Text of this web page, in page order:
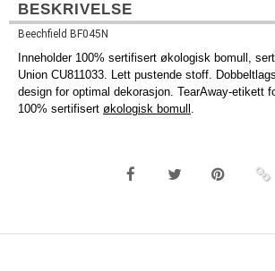
BESKRIVELSE
Beechfield BF045N
Inneholder 100% sertifisert økologisk bomull,
Union CU811033. Lett pustende stoff.
design for optimal dekorasjon. TearAway-etikett
100% sertifisert økologisk bomull .